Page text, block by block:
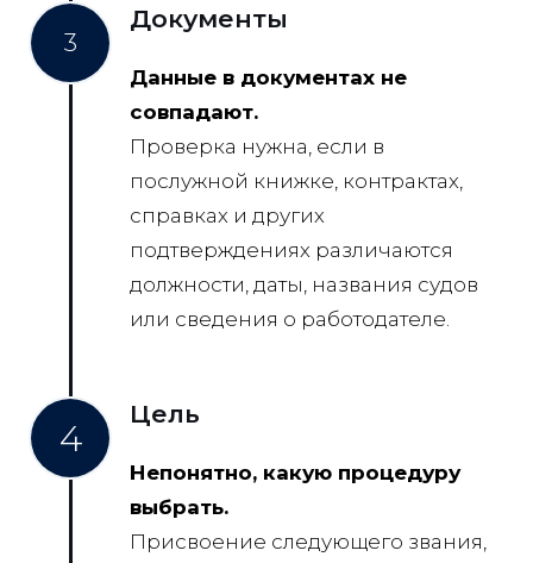
3
Документы
Данные в документах не
совпадают.
Проверка нужна, если в
послужной книжке, контрактах,
справках и других
подтверждениях различаются
должности, даты, названия судов
или сведения о работодателе.
4
Цель
Непонятно, какую процедуру
выбрать.
Присвоение следующего звания,